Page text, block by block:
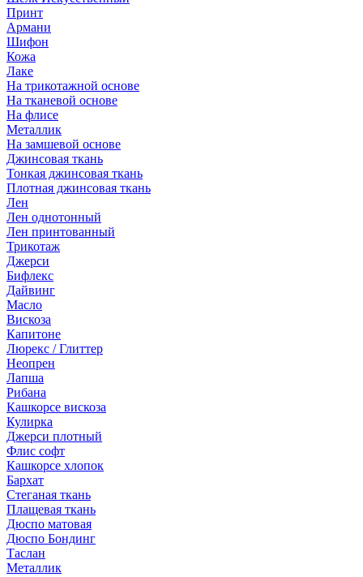
Принт
Армани
Шифон
Кожа
Лаке
На трикотажной основе
На тканевой основе
На флисе
Металлик
На замшевой основе
Джинсовая ткань
Тонкая джинсовая ткань
Плотная джинсовая ткань
Лен
Лен однотонный
Лен принтованный
Трикотаж
Джерси
Бифлекс
Дайвинг
Масло
Вискоза
Капитоне
Люрекс / Глиттер
Неопрен
Лапша
Рибана
Кашкорсе вискоза
Кулирка
Джерси плотный
Флис софт
Кашкорсе хлопок
Бархат
Стеганая ткань
Плащевая ткань
Дюспо матовая
Дюспо Бондинг
Таслан
Металлик